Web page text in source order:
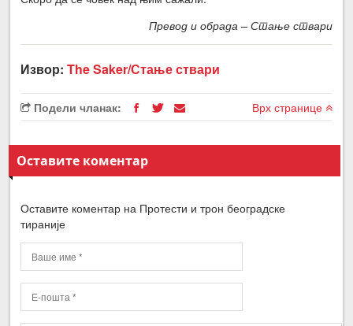
Превод и обрада – Стање ствари
Извор:The Saker/Стање ствари
Подели чланак: Врх странице
Оставите коментар
Оставите коментар на Протести и трон београдске
тираније